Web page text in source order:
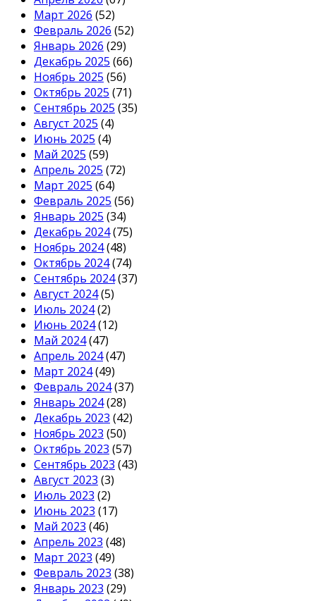
Март 2026 (52)
Февраль 2026 (52)
Январь 2026 (29)
Декабрь 2025 (66)
Ноябрь 2025 (56)
Октябрь 2025 (71)
Сентябрь 2025 (35)
Август 2025 (4)
Июнь 2025 (4)
Май 2025 (59)
Апрель 2025 (72)
Март 2025 (64)
Февраль 2025 (56)
Январь 2025 (34)
Декабрь 2024(75)
Ноябрь 2024(48)
Октябрь 2024(74)
Сентябрь 2024(37)
Август 2024(5)
Июль 2024(2)
Июнь 2024(12)
Май 2024(47)
Апрель 2024(47)
Март 2024(49)
Февраль 2024(37)
Январь 2024(28)
Декабрь 2023 (42)
Ноябрь 2023 (50)
Октябрь 2023 (57)
Сентябрь 2023 (43)
Август 2023 (3)
Июль 2023 (2)
Июнь 2023 (17)
Май 2023 (46)
Апрель 2023 (48)
Март 2023 (49)
Февраль 2023 (38)
Январь 2023 (29)